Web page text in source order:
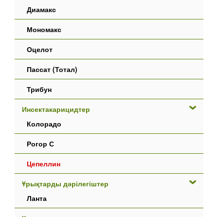
Диамакс
Мономакс
Оцелот
Пассат (Тотал)
Трибун
Инсектакарицидтер
Колорадо
Рогор С
Цепеллин
Ұрықтарды дәрілегіштер
Ланта